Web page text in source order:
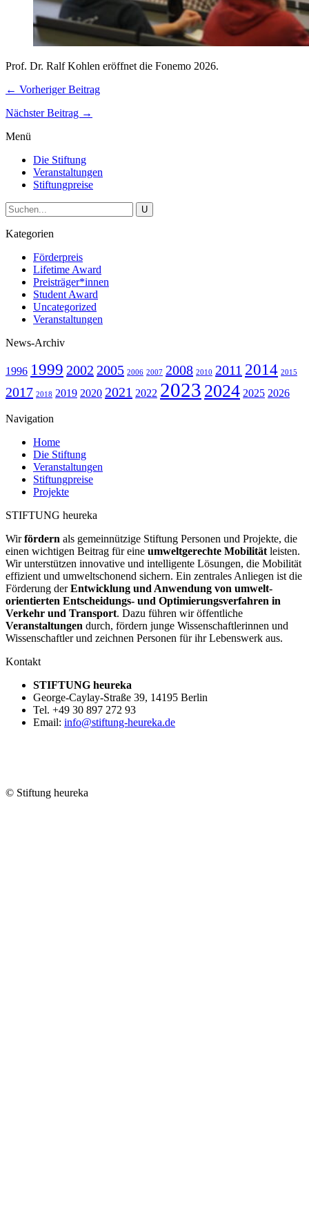
Prof. Dr. Ralf Kohlen eröffnet die Fonemo 2026.
← Vorheriger Beitrag
Nächster Beitrag →
Menü
Die Stiftung
Veranstaltungen
Stiftungpreise
Kategorien
Förderpreis
Lifetime Award
Preisträger*innen
Student Award
Uncategorized
Veranstaltungen
News-Archiv
1996 1999 2002 2005 2006 2007 2008 2010 2011 2014 2015
2017 2018 2019 2020 2021 2022 2023 2024 2025 2026
Navigation
Home
Die Stiftung
Veranstaltungen
Stiftungpreise
Projekte
STIFTUNG heureka
Wirfördern als gemeinnützige Stiftung Personen und Projekte, die
einen wichtigen Beitrag für eine umweltgerechte Mobilität leisten.
Wir unter­stützen innovative und intelligente Lösungen, die Mobilität
effizient und umweltschonend sichern. Ein zentrales Anliegen ist die
Förderung derEntwicklung und Anwendung von umwelt­
orientierten Entscheidungs- und Optimierungs­verfahren in
Verkehr und Transport. Dazu führen wir öffentliche
Veranstaltungen durch, fördern junge Wissenschaftlerinnen und
Wissenschaftler und zeichnen Personen für ihr Lebenswerk aus.
Kontakt
STIFTUNG heureka
George-Caylay-Straße 39, 14195 Berlin
Tel. +49 30 897 272 93
Email: info@stiftung-heureka.de
© Stiftung heureka